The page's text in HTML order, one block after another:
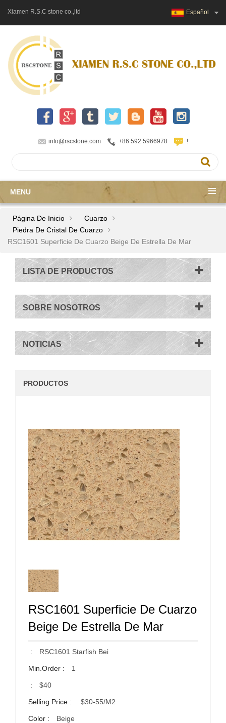
Xiamen R.S.C stone co.,ltd Español
info@rscstone.com +86 592 5966978 !
MENU
Página De Inicio
Cuarzo
Piedra De Cristal De Cuarzo
RSC1601 Superficie De Cuarzo Beige De Estrella De Mar
LISTA DE PRODUCTOS
SOBRE NOSOTROS
NOTICIAS
PRODUCTOS
RSC1601 Superficie De Cuarzo
Beige De Estrella De Mar
: RSC1601 Starfish Bei
Min.Order : 1
: $40
Selling Price : $30-55/m2
Color : Beige